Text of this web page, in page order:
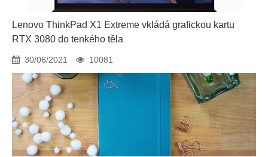
Lenovo ThinkPad X1 Extreme vkládá grafickou kartu
RTX 3080 do tenkého těla
30/06/2021 10081